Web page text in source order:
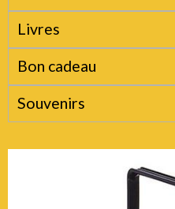
Livres
Bon cadeau
Souvenirs